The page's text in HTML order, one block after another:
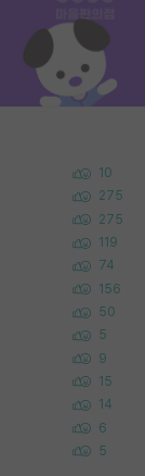
10
275
275
119
74
156
50
5
9
15
14
6
5